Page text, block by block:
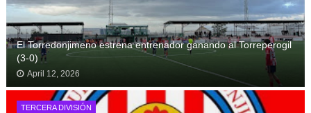
El Torredonjimeno estrena entrenador ganando al Torreperogil
(3-0)
April 12, 2026
TERCERA DIVISIÓN